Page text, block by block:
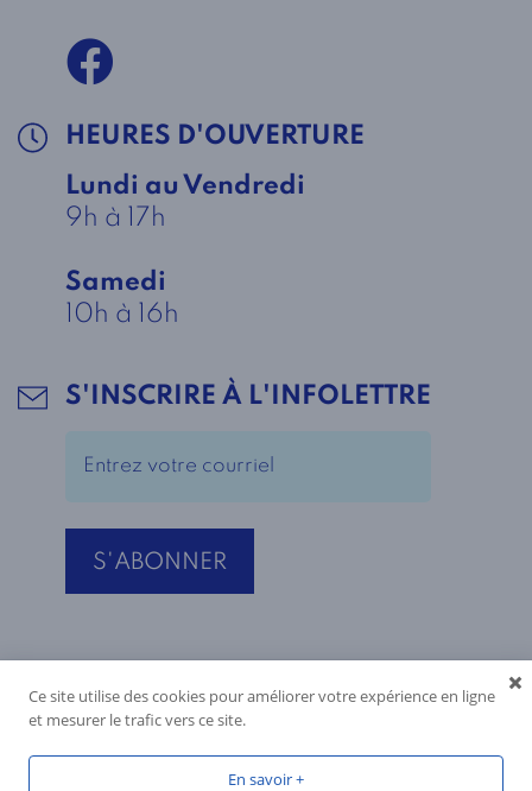
HEURES D'OUVERTURE
Lundi au Vendredi
9h à 17h
Samedi
10h à 16h
S'INSCRIRE À L'INFOLETTRE
Ce site utilise des cookies pour améliorer votre expérience en ligne
et mesurer le trafic vers ce site.
En savoir +